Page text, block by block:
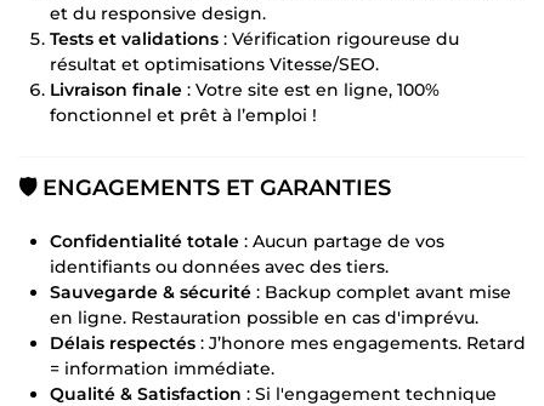
et du responsive design.
Tests et validations : Vérification rigoureuse du
résultat et optimisations Vitesse/SEO.
Livraison finale : Votre site est en ligne, 100%
fonctionnel et prêt à l’emploi !
🛡️ ENGAGEMENTS ET GARANTIES
Confidentialité totale : Aucun partage de vos
identifiants ou données avec des tiers.
Sauvegarde & sécurité : Backup complet avant mise
en ligne. Restauration possible en cas d'imprévu.
Délais respectés : J’honore mes engagements. Retard
= information immédiate.
Qualité & Satisfaction : Si l'engagement technique